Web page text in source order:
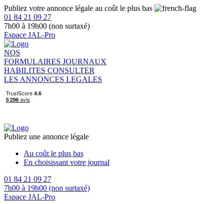
Publiez votre annonce légale au coût le plus bas
01 84 21 09 27
7h00 à 19h00 (non surtaxé)
Espace JAL-Pro
NOS
FORMULAIRES JOURNAUX
HABILITES CONSULTER
LES ANNONCES LEGALES
Publiez une annonce légale
Au coût le plus bas
En choisissant votre journal
01 84 21 09 27
7h00 à 19h00 (non surtaxé)
Espace JAL-Pro